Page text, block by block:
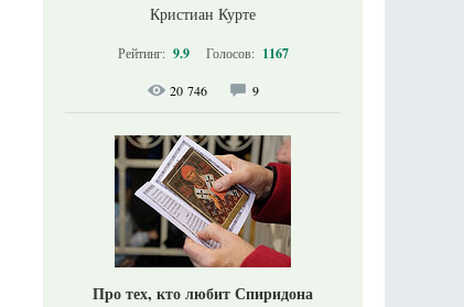
Кристиан Курте
Рейтинг: 9.9 Голосов: 1167
20 746 9
Про тех, кто любит Спиридона